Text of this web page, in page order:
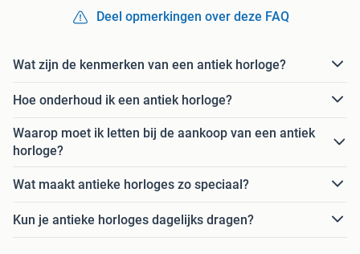
Deel opmerkingen over deze FAQ
Wat zijn de kenmerken van een antiek horloge?
Hoe onderhoud ik een antiek horloge?
Waarop moet ik letten bij de aankoop van een antiek
horloge?
Wat maakt antieke horloges zo speciaal?
Kun je antieke horloges dagelijks dragen?